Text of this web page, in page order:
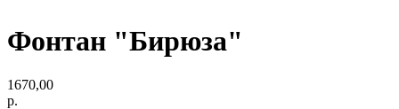
Фонтан "Бирюза"
1670,00
р.